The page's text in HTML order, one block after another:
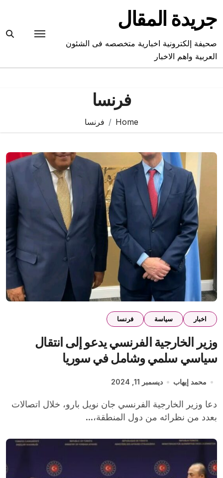
content
جريدة المقال
صحيفة إلكترونية اخبارية متخصصه فى الشئون
العربية واهم الاخبار
فرنسا
Home فرنسا
اخبار سياسة فرنسا
وزير الخارجية الفرنسي يدعو إلى انتقال
سياسي سلمي وشامل في سوريا
محمد إيهاب ديسمبر 11, 2024
دعا وزير الخارجية الفرنسي جان نويل بارو، خلال اتصالات
بعدد من نظرائه من دول المنطقة،...